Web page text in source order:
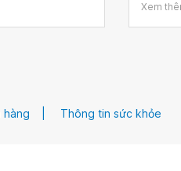
bụng chỗ
Em cảm ơn bác
ứng
Xem
hàng Thông tin sức khỏe